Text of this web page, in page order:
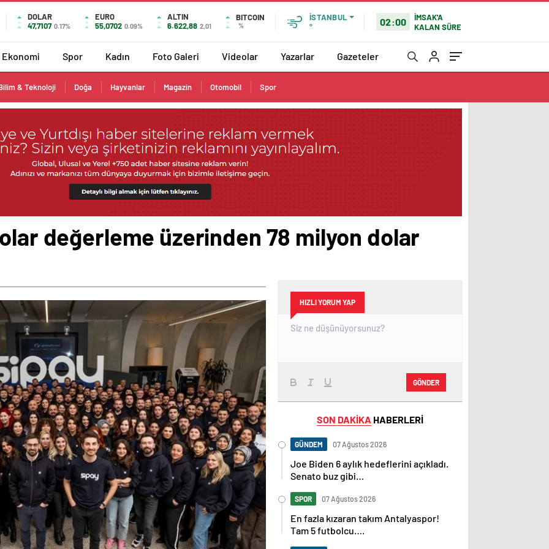
DOLAR
47,7107 0.17%
EURO
55,0702 0.09%
ALTIN
6.622,88 2,01
BITCOIN
%
İSTANBUL
°
02:00
İMSAK'A
KALAN SÜRE
Ekonomi Spor Kadın Foto Galeri Videolar Yazarlar Gazeteler
& Teknoloji Doğa Hayvanlar Magazin Otomobil Spor
değerleme üzerinden 78 milyon dolar
HIZLI YORUM YAP
GÖNDER
SON DAKİKA HABERLERİ
GÜNDEM 07 Ağustos 2026
Joe Biden 6 aylık hedeflerini açıkladı.
Senato buz gibi…
SPOR 07 Ağustos 2026
En fazla kızaran takım Antalyaspor!
Tam 5 futbolcu….